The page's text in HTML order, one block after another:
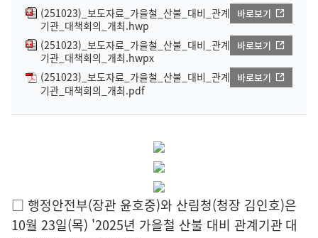
(251023)_보도자료_가을철_산불_대비_관계
기관_대책회의_개최.hwp
바로보기
(251023)_보도자료_가을철_산불_대비_관계
기관_대책회의_개최.hwpx
바로보기
(251023)_보도자료_가을철_산불_대비_관계
기관_대책회의_개최.pdf
바로보기
□ 행정안전부(장관 윤호중)와 산림청(청장 김인호)은
10월 23일(목) '2025년 가을철 산불 대비 관계기관 대